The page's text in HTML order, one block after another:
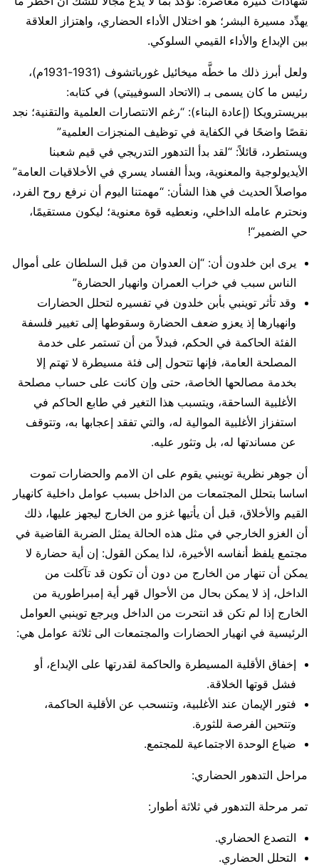
يهدِّد مسيرة البشر؛ هو اختلال الأداء الحضاري، واهتزاز العلاقة
بين الإبداع والأداء القيمي السلوكي.
ولعل أبرز ذلك ما خطَّه ميخائيل غورباتشوف (1931-1931م)،
رئيس ما كان يسمى بـ (الاتحاد السوفييتي) في كتابه:
بيريسترويكا (إعادة البناء): “رغم الانتصارات العلمية والتقنية؛ نجد
نقصًا واضحًا في الكفاية في توظيف المنجزات العلمية”
ويستطرد، قائلاً: “لقد بدأ التدهور التدريجي في قيم شعبنا
الأيديولوجية والمعنوية، وبدأ الفساد يسري في الأخلاقيات العامة”
مواصلاً الحديث في هذا الشأن: “مهمتنا اليوم أن نرفع روح الفرد،
ونحترم عامله الداخلي، ونعطيه قوة معنوية؛ ليكون مستقيمًا،
حي الضمير“!
يرى ابن خلدون أن: “إن العدوان من قبل السلطان على أموال
الناس سبب في خراب العمران وانهيار الحضارة”
وقد تأثر توينبي بأبن خلدون في تفسيره لتحلل الحضارات
وانهيارها إذ يعزو ضعف الحضارة وسقوطها إلى تغيير فلسفة
الفئة الحاكمة في الحكم، فبدلاً من أن تستمر على خدمة
المصلحة العامة، فإنها تتحول إلى فئة مسيطرة لا تهتم إلا
بخدمة مصالحها الخاصة، حتى وإن كانت على حساب مصلحة
الأغلبية الساحقة، ويتسبب هذا التغير في طابع الحاكم في
استفزاز الأغلبية الموالية له، والتي تفقد إعجابها به، وتتوقف
عن مساندتها له، بل وتثور عليه.
أن جوهر نظرية توينبي يقوم على ان الامم والحضارات تموت
اساسا بتحلل المجتمعات من الداخل بسبب عوامل داخلية كانهيار
القيم والأخلاق، قبل أن يأتيها غزو من الخارج ليجهز عليها، ذلك
أن الغزو الخارجي في مثل هذه الحالة يمثل الضربة القاضية في
مجتمع يلفظ أنفاسه الأخيرة، لذا يمكن القول: إن أية حضارة لا
يمكن أن تنهار من الخارج من دون أن تكون قد تآكلت من
الداخل، إذ لا يمكن بحال من الأحوال قهر أية إمبراطورية من
الخارج إذا لم تكن قد انتحرت من الداخل ويرجع توينبي العوامل
الرئيسية في انهيار الحضارات والمجتمعات الى ثلاثة عوامل هي:
إخفاق الأقلية المسيطرة والحاكمة لقدرتها على الإبداع، أو
فشل قوتها الخلاقة.
فتور الإيمان عند الأغلبية، وتنسحب عن الأقلية الحاكمة،
وتتحين الفرصة للثورة.
ضياع الوحدة الاجتماعية للمجتمع.
مراحل التدهور الحضاري:
تمر مرحلة التدهور في ثلاثة أطوار:
التصدع الحضاري.
التحلل الحضاري.